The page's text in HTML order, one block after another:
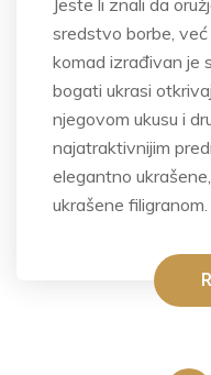
Jeste li znali da
sredstvo borbe,
komad izrađivan je
bogati ukrasi
njegovom ukusu i
najatraktivnijim
elegantno
ukrašene